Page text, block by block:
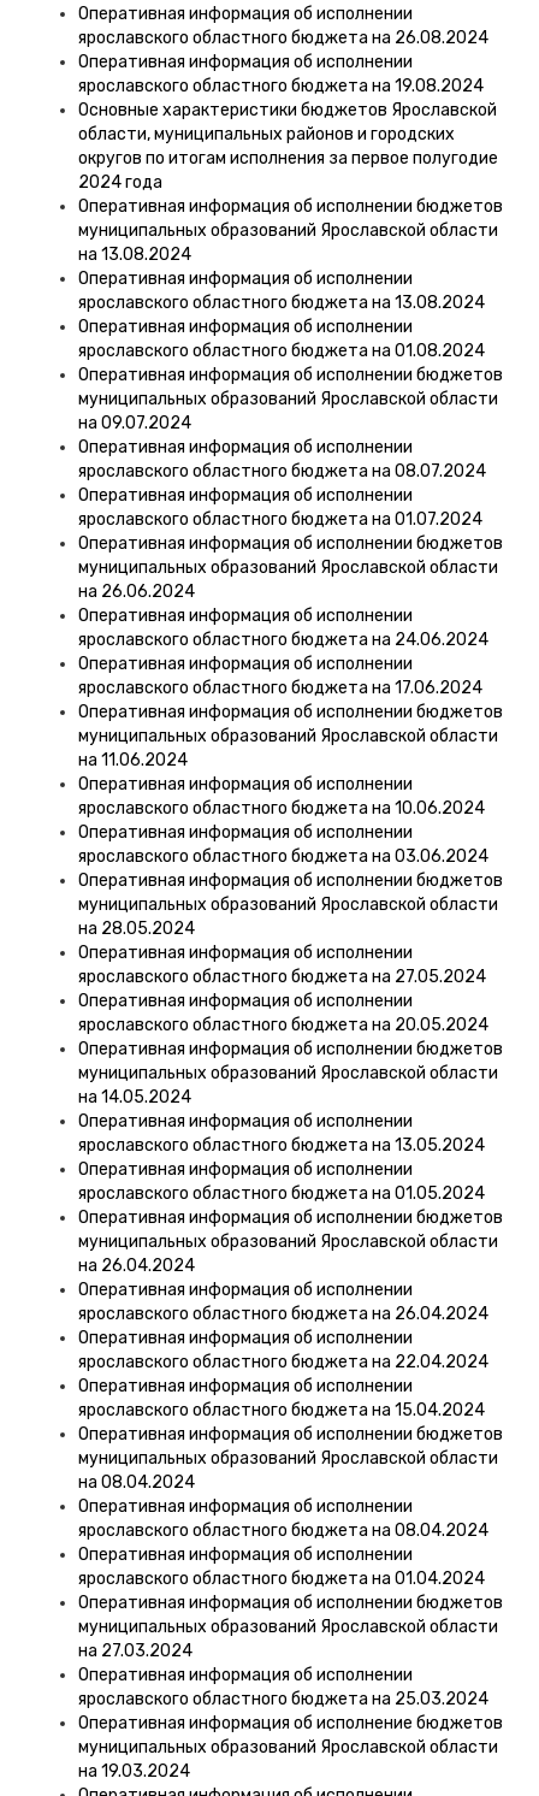
Оперативная информация об исполнении
ярославского областного бюджета на 26.08.2024
Оперативная информация об исполнении
ярославского областного бюджета на 19.08.2024
Основные характеристики бюджетов Ярославской
области, муниципальных районов и городских
округов по итогам исполнения за первое полугодие
2024 года
Оперативная информация об исполнении бюджетов
муниципальных образований Ярославской области
на 13.08.2024
Оперативная информация об исполнении
ярославского областного бюджета на 13.08.2024
Оперативная информация об исполнении
ярославского областного бюджета на 01.08.2024
Оперативная информация об исполнении бюджетов
муниципальных образований Ярославской области
на 09.07.2024
Оперативная информация об исполнении
ярославского областного бюджета на 08.07.2024
Оперативная информация об исполнении
ярославского областного бюджета на 01.07.2024
Оперативная информация об исполнении бюджетов
муниципальных образований Ярославской области
на 26.06.2024
Оперативная информация об исполнении
ярославского областного бюджета на 24.06.2024
Оперативная информация об исполнении
ярославского областного бюджета на 17.06.2024
Оперативная информация об исполнении бюджетов
муниципальных образований Ярославской области
на 11.06.2024
Оперативная информация об исполнении
ярославского областного бюджета на 10.06.2024
Оперативная информация об исполнении
ярославского областного бюджета на 03.06.2024
Оперативная информация об исполнении бюджетов
муниципальных образований Ярославской области
на 28.05.2024
Оперативная информация об исполнении
ярославского областного бюджета на 27.05.2024
Оперативная информация об исполнении
ярославского областного бюджета на 20.05.2024
Оперативная информация об исполнении бюджетов
муниципальных образований Ярославской области
на 14.05.2024
Оперативная информация об исполнении
ярославского областного бюджета на 13.05.2024
Оперативная информация об исполнении
ярославского областного бюджета на 01.05.2024
Оперативная информация об исполнении бюджетов
муниципальных образований Ярославской области
на 26.04.2024
Оперативная информация об исполнении
ярославского областного бюджета на 26.04.2024
Оперативная информация об исполнении
ярославского областного бюджета на 22.04.2024
Оперативная информация об исполнении
ярославского областного бюджета на 15.04.2024
Оперативная информация об исполнении бюджетов
муниципальных образований Ярославской области
на 08.04.2024
Оперативная информация об исполнении
ярославского областного бюджета на 08.04.2024
Оперативная информация об исполнении
ярославского областного бюджета на 01.04.2024
Оперативная информация об исполнении бюджетов
муниципальных образований Ярославской области
на 27.03.2024
Оперативная информация об исполнении
ярославского областного бюджета на 25.03.2024
Оперативная информация об исполнение бюджетов
муниципальных образований Ярославской области
на 19.03.2024